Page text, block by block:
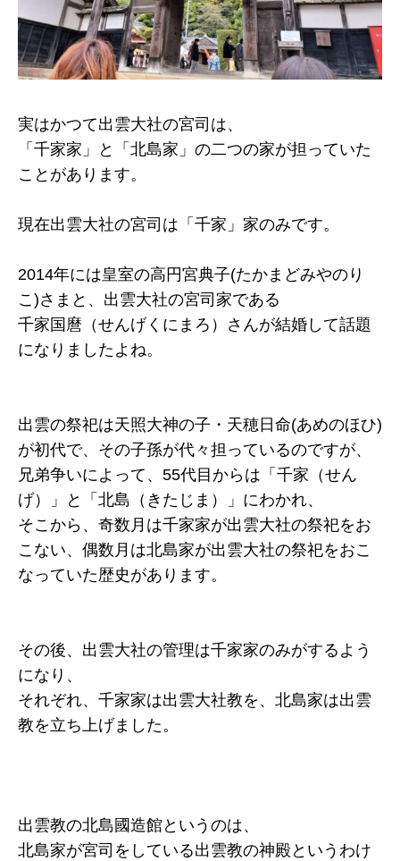
実はかつて出雲大社の宮司は、
「千家家」と「北島家」の二つの家が担っていた
ことがあります。
現在出雲大社の宮司は「千家」家のみです。
2014年には皇室の高円宮典子(たかまどみやのり
こ)さまと、出雲大社の宮司家である
千家国麿（せんげくにまろ）さんが結婚して話題
になりましたよね。
出雲の祭祀は天照大神の子・天穂日命(あめのほひ)
が初代で、その子孫が代々担っているのですが、
兄弟争いによって、55代目からは「千家（せん
げ）」と「北島（きたじま）」にわかれ、
そこから、奇数月は千家家が出雲大社の祭祀をお
こない、偶数月は北島家が出雲大社の祭祀をおこ
なっていた歴史があります。
その後、出雲大社の管理は千家家のみがするよう
になり、
それぞれ、千家家は出雲大社教を、北島家は出雲
教を立ち上げました。
出雲教の北島國造館というのは、
北島家が宮司をしている出雲教の神殿というわけ